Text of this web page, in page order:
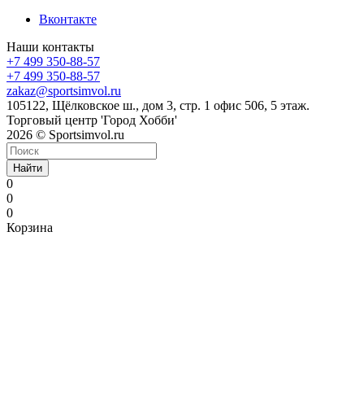
Вконтакте
Наши контакты
+7 499 350-88-57
+7 499 350-88-57
zakaz@sportsimvol.ru
105122, Щёлковское ш., дом 3, стр. 1 офис 506, 5 этаж.
Торговый центр 'Город Хобби'
2026 © Sportsimvol.ru
Найти
0
0
0
Корзина